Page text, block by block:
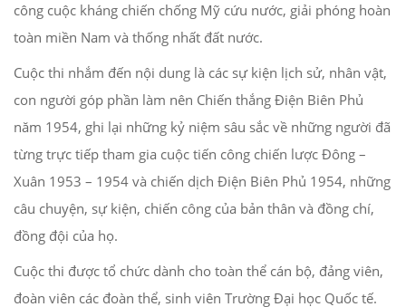
công cuộc kháng chiến chống Mỹ cứu nước, giải phóng hoàn
toàn miền Nam và thống nhất đất nước.
Cuộc thi nhắm đến nội dung là các sự kiện lịch sử, nhân vật,
con người góp phần làm nên Chiến thắng Điện Biên Phủ
năm 1954, ghi lại những kỷ niệm sâu sắc về những người đã
từng trực tiếp tham gia cuộc tiến công chiến lược Đông –
Xuân 1953 – 1954 và chiến dịch Điện Biên Phủ 1954, những
câu chuyện, sự kiện, chiến công của bản thân và đồng chí,
đồng đội của họ.
Cuộc thi được tổ chức dành cho toàn thể cán bộ, đảng viên,
đoàn viên các đoàn thể, sinh viên Trường Đại học Quốc tế.